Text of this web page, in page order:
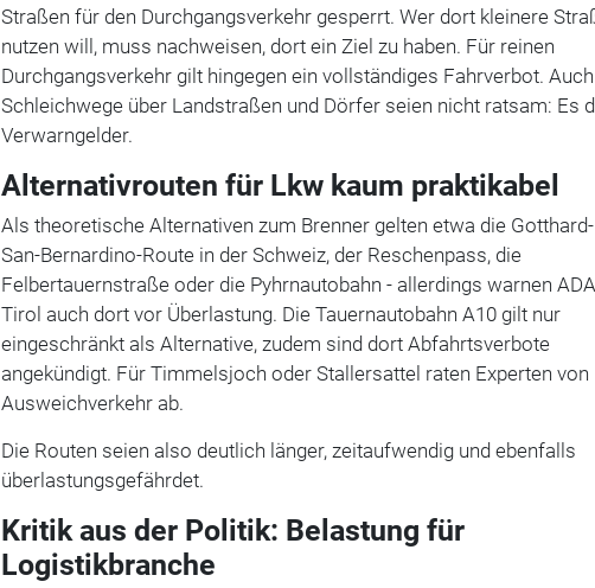
Straßen für den Durchgangsverkehr gesperrt. Wer dort kleinere
nutzen will, muss nachweisen, dort ein Ziel zu haben. Für reinen
Durchgangsverkehr gilt hingegen ein vollständiges Fahrverbot. Auch
Schleichwege über Landstraßen und Dörfer seien nicht ratsam: Es
Verwarngelder.
Alternativrouten für Lkw kaum praktikabel
Als theoretische Alternativen zum Brenner gelten etwa die
San-Bernardino-Route in der Schweiz, der Reschenpass, die
Felbertauernstraße oder die Pyhrnautobahn - allerdings warnen
Tirol auch dort vor Überlastung. Die Tauernautobahn A10 gilt nur
eingeschränkt als Alternative, zudem sind dort Abfahrtsverbote
angekündigt. Für Timmelsjoch oder Stallersattel raten Experten von
Ausweichverkehr ab.
Die Routen seien also deutlich länger, zeitaufwendig und ebenfalls
überlastungsgefährdet.
Kritik aus der Politik: Belastung für
Logistikbranche